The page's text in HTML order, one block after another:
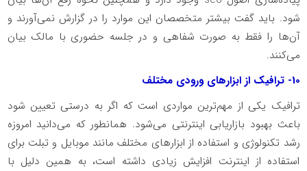
شود. باید گفت بیشتر متخصصان این موارد را در گزارش نمی‌آورند و
آن‌ها را فقط به صورت شفاهی و در جلسه حضوری با مالک بیان
می‌کنند.
10- ترافیک از ابزارهای ورودی مختلف
ترافیک یکی از مهم‌ترین مواردی است که اگر به درستی تعیین شود
باعث بهبود بازاریابی اینترنتی می‌شود. همانطور که می‌دانید امروزه
رشد تکنولوژی و استفاده از ابزارهای مختلف مانند موبایل و تبلت برای
استفاده از اینترنت افزایش زیادی داشته است، به همین دلیل با